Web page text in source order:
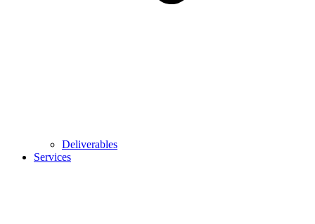
Deliverables
Services